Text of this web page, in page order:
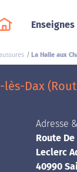
Enseignes
La Halle aux
Dax
Adresse
Route
Leclerc
40990